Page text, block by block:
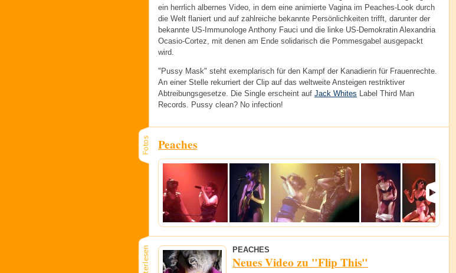
ein herrlich albernes Video, in dem eine animierte Vagina im Peaches-Look durch
die Welt flaniert und auf zahlreiche bekannte Persönlichkeiten trifft, darunter der
bekannte US-Immunologe Anthony Fauci und die linke US-Demokratin Alexandria
Ocasio-Cortez, mit denen am Ende solidarisch die Pommesgabel ausgepackt
wird.
"Pussy Mask" steht exemplarisch für den Kampf der Kanadierin für Frauenrechte.
An einer Stelle rekurriert der Clip auf das weltweite Ansteigen restriktiver
Abtreibungsgesetze. Die Single erscheint auf Jack Whites Label Third Man
Records. Pussy clean? No infection!
Peaches
PEACHES
Neues Video zu "Flip This"